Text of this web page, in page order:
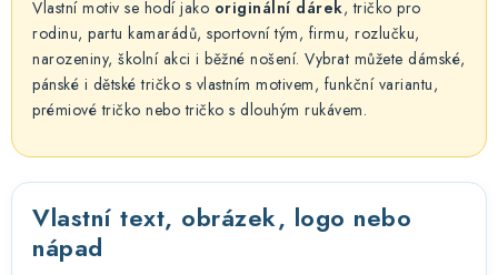
p
s
Vlastní motiv se hodí jako originální dárek, tričko pro
rodinu, partu kamarádů, sportovní tým, firmu, rozlučku,
narozeniny, školní akci i běžné nošení. Vybrat můžete dámské,
pánské i dětské tričko s vlastním motivem, funkční variantu,
prémiové tričko nebo tričko s dlouhým rukávem.
Vlastní text, obrázek, logo nebo
nápad